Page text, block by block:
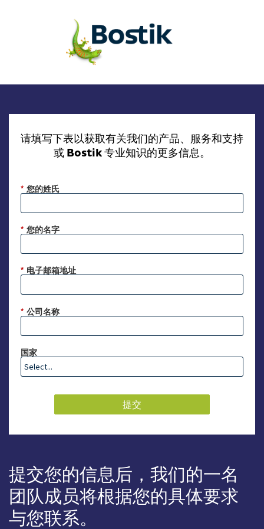
请填写下表以获取有关我们的产品、服务和支持
或 Bostik 专业知识的更多信息。
* 您的姓氏
* 您的名字
* 电子邮箱地址
* 公司名称
国家
提交
提交您的信息后，我们的一名
团队成员将根据您的具体要求
与您联系。